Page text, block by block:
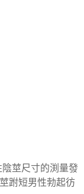
莖尺寸的渕量發
跗短男性勃起彷